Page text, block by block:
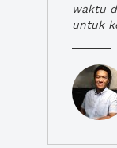
waktu
untuk